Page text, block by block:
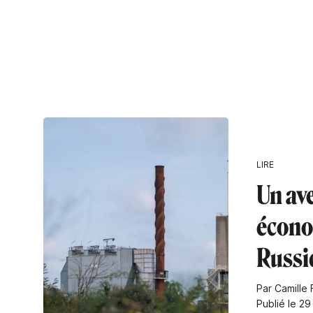
LIRE
Un
Par Camille
Publié le 29